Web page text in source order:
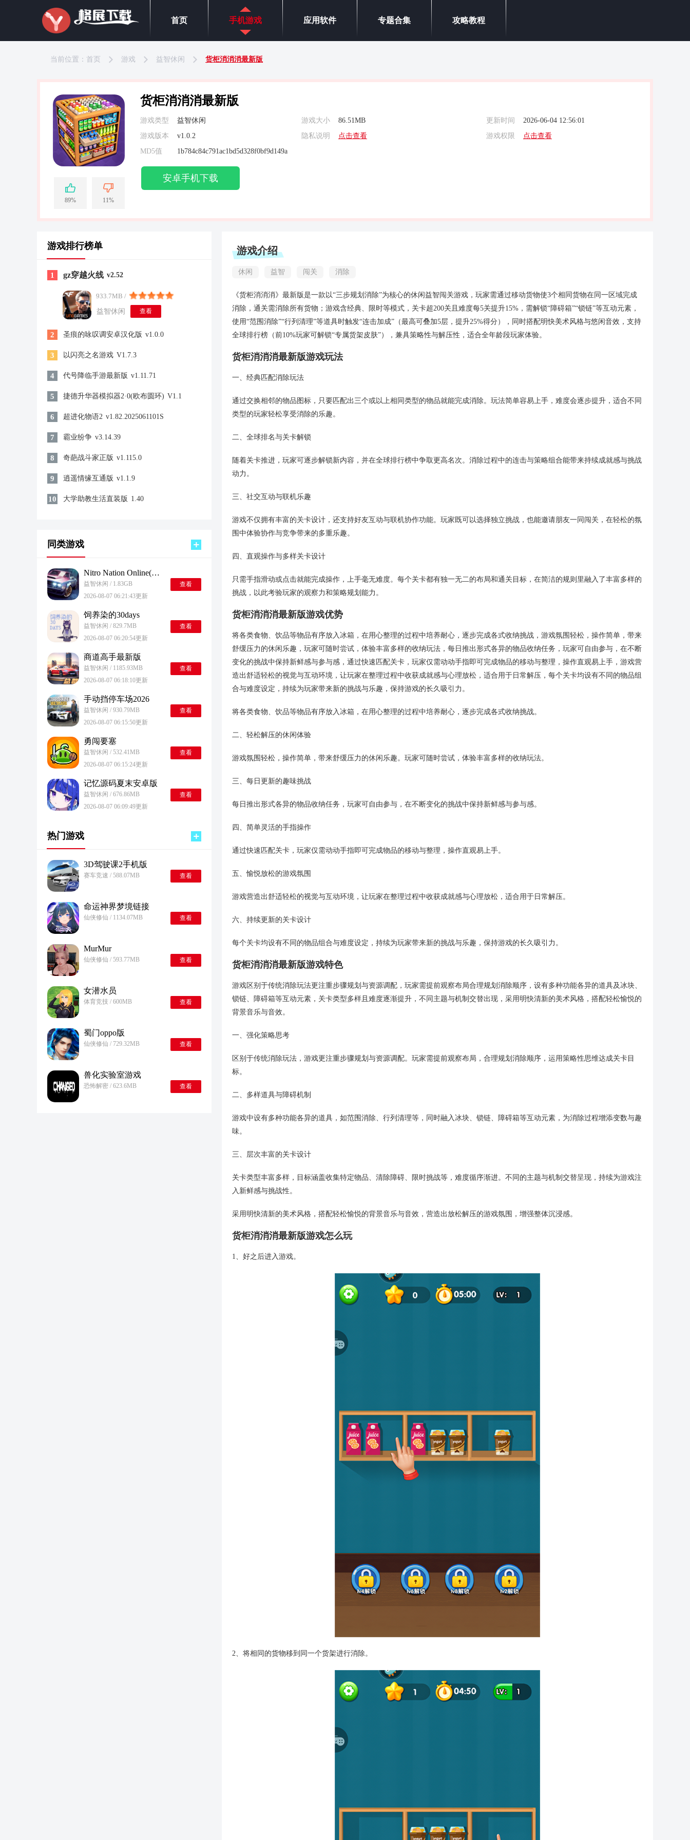
首页 手机游戏 应用软件 专题合集 攻略教程
当前位置： 首页 游戏 益智休闲 货柜消消消最新版
89% 11%
货柜消消消最新版
游戏类型 益智休闲 游戏大小 86.51MB 更新时间
2026-06-04 12:56:01
游戏版本
v1.0.2 隐私说明 点击查看 游戏权限
点击查看
MD5值
1b784c84c791ac1bd5d328f0bf9d149a
安卓手机下载
游戏排行榜单
1 gz穿越火线 v2.52
933.7MB /
益智休闲
查看
2 圣痕的咏叹调安卓汉化版 v1.0.0
3 以闪亮之名游戏 V1.7.3
4 代号降临手游最新版 v1.11.71
5 捷德升华器模拟器2·0(欧布圆环) V1.1
6 超进化物语2 v1.82.2025061101S
7 霸业纷争 v3.14.39
8 奇葩战斗家正版 v1.115.0
9 逍遥情缘互通版 v1.1.9
10 大学助教生活直装版 1.40
同类游戏
Nitro Nation Online(3D赛车竞速游戏) 安卓版
益智休闲 / 1.83GB
2026-08-07 06:21:43更新
查看
饲养染的30days
益智休闲 / 829.7MB
2026-08-07 06:20:54更新
查看
商道高手最新版
益智休闲 / 1185.93MB
2026-08-07 06:18:10更新
查看
手动挡停车场2026
益智休闲 / 930.79MB
2026-08-07 06:15:50更新
查看
勇闯要塞
益智休闲 / 532.41MB
2026-08-07 06:15:24更新
查看
记忆源码夏末安卓版
益智休闲 / 676.86MB
2026-08-07 06:09:49更新
查看
热门游戏
3D驾驶课2手机版
赛车竞速 / 588.07MB 查看
命运神界梦境链接
仙侠修仙 / 1134.07MB 查看
MurMur
仙侠修仙 / 593.77MB 查看
女潜水员
体育竞技 / 600MB 查看
蜀门oppo版
仙侠修仙 / 729.32MB 查看
兽化实验室游戏
恐怖解密 / 623.6MB 查看
游戏介绍
休闲 益智 闯关 消除
《货柜消消消》最新版是一款以“三步规划消除”为核心的休闲益智闯关游戏，玩家需通过移动货物使3个相同货物在同一区域完成
消除，通关需消除所有货物；游戏含经典、限时等模式，关卡超200关且难度每5关提升15%，需解锁“障碍箱”“锁链”等互动元素，
使用“范围消除”“行列清理”等道具时触发“连击加成”（最高可叠加5层，提升25%得分），同时搭配明快美术风格与悠闲音效，支持
全球排行榜（前10%玩家可解锁“专属货架皮肤”），兼具策略性与解压性，适合全年龄段玩家体验。
货柜消消消最新版游戏玩法
一、经典匹配消除玩法
通过交换相邻的物品图标，只要匹配出三个或以上相同类型的物品就能完成消除。玩法简单容易上手，难度会逐步提升，适合不同
类型的玩家轻松享受消除的乐趣。
二、全球排名与关卡解锁
随着关卡推进，玩家可逐步解锁新内容，并在全球排行榜中争取更高名次。消除过程中的连击与策略组合能带来持续成就感与挑战
动力。
三、社交互动与联机乐趣
游戏不仅拥有丰富的关卡设计，还支持好友互动与联机协作功能。玩家既可以选择独立挑战，也能邀请朋友一同闯关，在轻松的氛
围中体验协作与竞争带来的多重乐趣。
四、直观操作与多样关卡设计
只需手指滑动或点击就能完成操作，上手毫无难度。每个关卡都有独一无二的布局和通关目标，在简洁的规则里融入了丰富多样的
挑战，以此考验玩家的观察力和策略规划能力。
货柜消消消最新版游戏优势
将各类食物、饮品等物品有序放入冰箱，在用心整理的过程中培养耐心，逐步完成各式收纳挑战，游戏氛围轻松，操作简单，带来
舒缓压力的休闲乐趣，玩家可随时尝试，体验丰富多样的收纳玩法，每日推出形式各异的物品收纳任务，玩家可自由参与，在不断
变化的挑战中保持新鲜感与参与感，通过快速匹配关卡，玩家仅需动动手指即可完成物品的移动与整理，操作直观易上手，游戏营
造出舒适轻松的视觉与互动环境，让玩家在整理过程中收获成就感与心理放松，适合用于日常解压，每个关卡均设有不同的物品组
合与难度设定，持续为玩家带来新的挑战与乐趣，保持游戏的长久吸引力。
将各类食物、饮品等物品有序放入冰箱，在用心整理的过程中培养耐心，逐步完成各式收纳挑战。
二、轻松解压的休闲体验
游戏氛围轻松，操作简单，带来舒缓压力的休闲乐趣。玩家可随时尝试，体验丰富多样的收纳玩法。
三、每日更新的趣味挑战
每日推出形式各异的物品收纳任务，玩家可自由参与，在不断变化的挑战中保持新鲜感与参与感。
四、简单灵活的手指操作
通过快速匹配关卡，玩家仅需动动手指即可完成物品的移动与整理，操作直观易上手。
五、愉悦放松的游戏氛围
游戏营造出舒适轻松的视觉与互动环境，让玩家在整理过程中收获成就感与心理放松，适合用于日常解压。
六、持续更新的关卡设计
每个关卡均设有不同的物品组合与难度设定，持续为玩家带来新的挑战与乐趣，保持游戏的长久吸引力。
货柜消消消最新版游戏特色
游戏区别于传统消除玩法更注重步骤规划与资源调配，玩家需提前观察布局合理规划消除顺序，设有多种功能各异的道具及冰块、
锁链、障碍箱等互动元素，关卡类型多样且难度逐渐提升，不同主题与机制交替出现，采用明快清新的美术风格，搭配轻松愉悦的
背景音乐与音效。
一、强化策略思考
区别于传统消除玩法，游戏更注重步骤规划与资源调配。玩家需提前观察布局，合理规划消除顺序，运用策略性思维达成关卡目
标。
二、多样道具与障碍机制
游戏中设有多种功能各异的道具，如范围消除、行列清理等，同时融入冰块、锁链、障碍箱等互动元素，为消除过程增添变数与趣
味。
三、层次丰富的关卡设计
关卡类型丰富多样，目标涵盖收集特定物品、清除障碍、限时挑战等，难度循序渐进。不同的主题与机制交替呈现，持续为游戏注
入新鲜感与挑战性。
采用明快清新的美术风格，搭配轻松愉悦的背景音乐与音效，营造出放松解压的游戏氛围，增强整体沉浸感。
货柜消消消最新版游戏怎么玩
1、好之后进入游戏。
2、将相同的货物移到同一个货架进行消除。